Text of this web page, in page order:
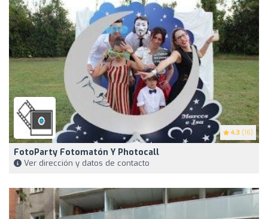
4.3 (16)
FotoParty Fotomatón Y Photocall
Ver dirección y datos de contacto